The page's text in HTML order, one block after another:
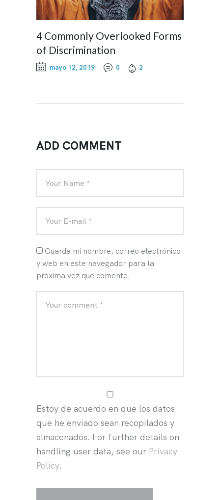
4 Commonly Overlooked Forms
of Discrimination
mayo 12, 2019 0 2
ADD COMMENT
Guarda mi nombre, correo electrónico
y web en este navegador para la
próxima vez que comente.
Estoy de acuerdo en que los datos
que he enviado sean recopilados y
almacenados. For further details on
handling user data, see our Privacy
Policy.